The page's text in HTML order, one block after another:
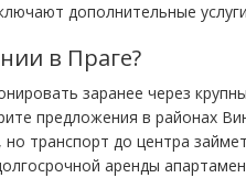
дополнительные
в Праге?
заранее через
предложения в районах
транспорт до центра
аренды